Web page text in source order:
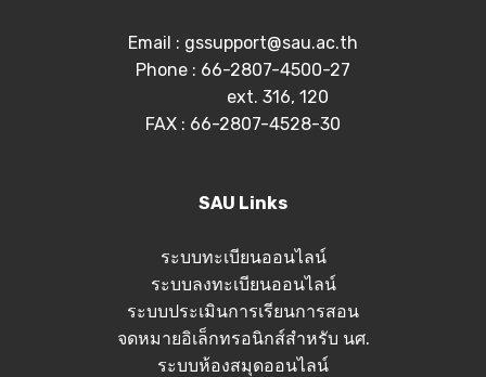
Email : gssupport@sau.ac.th
Phone : 66-2807-4500-27
ext. 316, 120
FAX : 66-2807-4528-30
SAU Links
ระบบทะเบียนออนไลน์
ระบบลงทะเบียนออนไลน์
ระบบประเมินการเรียนการสอน
จดหมายอิเล็กทรอนิกส์สำหรับ นศ.
ระบบห้องสมุดออนไลน์